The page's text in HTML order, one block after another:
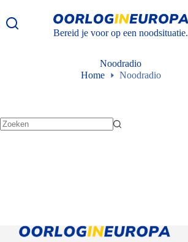
naar
de
Bereid je voor op een noodsituatie.
Noodradio
Home
Noodradio